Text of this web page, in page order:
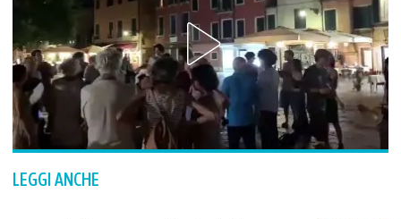
LEGGI ANCHE